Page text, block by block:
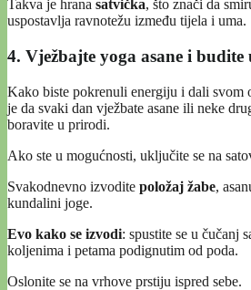
Takva je hrana satvička, što znači da
uspostavlja ravnotežu između tijela i uma.
4. Vježbajte yoga asane i budite
Kako biste pokrenuli energiju i dali svom
je da svaki dan vježbate asane ili neke
boravite u prirodi.
Ako ste u mogućnosti, uključite se na
Svakodnevno izvodite položaj žabe,
kundalini joge.
Evo kako se izvodi: spustite se u čučanj
koljenima i petama podignutim od poda.
Oslonite se na vrhove prstiju ispred sebe.